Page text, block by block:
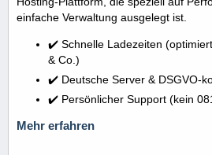
einfache Verwaltung ausgelegt ist.
✔️ Schnelle Ladezeiten
& Co.)
✔️ Deutsche Server & DSGVO-
✔️ Persönlicher Support (kein
Mehr erfahren